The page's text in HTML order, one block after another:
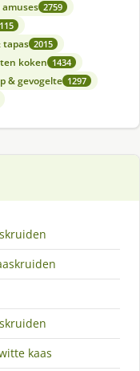
2759
tapas 2015
koken 1434
& gevogelte 1297
kaas